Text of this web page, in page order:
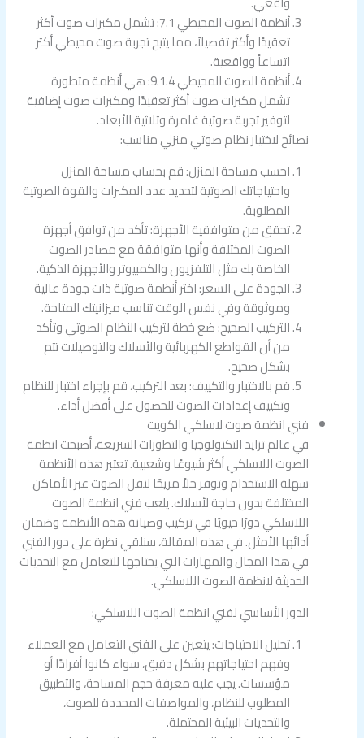
أنظمة الصوت المحيطي 7.1: تشمل مكبرات صوت أكثر
تعقيدًا وأكثر تفصيلاً، مما يتيح تجربة صوت محيطي أكثر
اتساعاً وواقعية.
أنظمة الصوت المحيطي 9.1.4: هي أنظمة متطورة
تشمل مكبرات صوت أكثر تعقيدًا ومكبرات صوت إضافية
لتوفير تجربة صوتية غامرة وثلاثية الأبعاد.
نصائح لاختيار نظام صوتي منزلي مناسب:
احسب مساحة المنزل: قم بحساب مساحة المنزل
واحتياجاتك الصوتية لتحديد عدد المكبرات والقوة الصوتية
المطلوبة.
تحقق من متوافقية الأجهزة: تأكد من توافق أجهزة
الصوت المختلفة وأنها متوافقة مع مصادر الصوت
الخاصة بك مثل التلفزيون والكمبيوتر والأجهزة الذكية.
الجودة على السعر: اختر أنظمة صوتية ذات جودة عالية
وموثوقة وفي نفس الوقت تناسب ميزانيتك المتاحة.
التركيب الصحيح: ضع خطة لتركيب النظام الصوتي وتأكد
من أن القواطع الكهربائية والأسلاك والتوصيلات تتم
بشكل صحيح.
قم بالاختبار والتكييف: بعد التركيب، قم بإجراء اختبار للنظام
وتكييف إعدادات الصوت للحصول على أفضل أداء.
فني انظمة صوت لاسلكي الكويت
في عالم تزايد التكنولوجيا والتطورات السريعة، أصبحت انظمة
الصوت اللاسلكي أكثر شيوعًا وشعبية. تعتبر هذه الأنظمة
سهلة الاستخدام وتوفر حلاً مريحًا لنقل الصوت عبر الأماكن
المختلفة بدون حاجة لأسلاك. يلعب فني انظمة الصوت
اللاسلكي دورًا حيويًا في تركيب وصيانة هذه الأنظمة وضمان
أدائها الأمثل. في هذه المقالة، سنلقي نظرة على دور الفني
في هذا المجال والمهارات التي يحتاجها للتعامل مع التحديات
الحديثة لانظمة الصوت اللاسلكي.
الدور الأساسي لفني انظمة الصوت اللاسلكي:
تحليل الاحتياجات: يتعين على الفني التعامل مع العملاء
وفهم احتياجاتهم بشكل دقيق، سواء كانوا أفرادًا أو
مؤسسات. يجب عليه معرفة حجم المساحة، والتطبيق
المطلوب للنظام، والمواصفات المحددة للصوت،
والتحديات البيئية المحتملة.